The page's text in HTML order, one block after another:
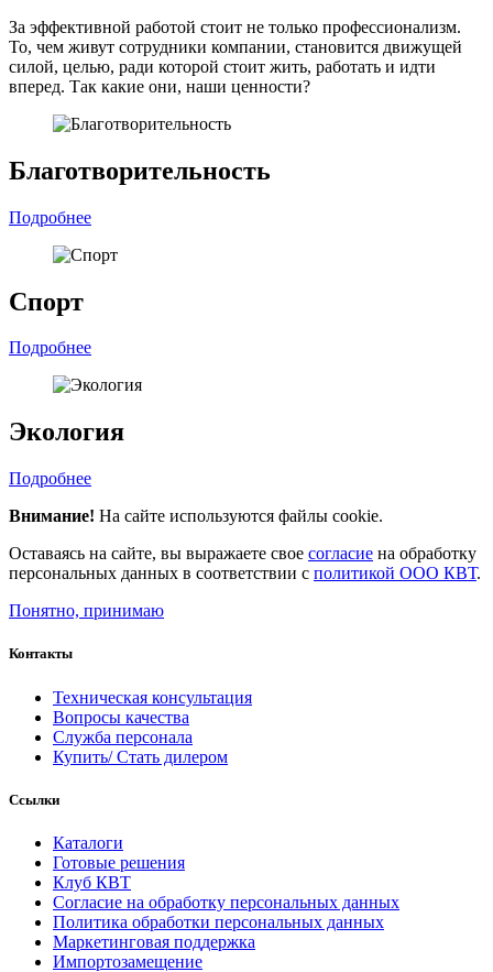
За эффективной работой стоит не только профессионализм.
То, чем живут сотрудники компании, становится движущей
силой, целью, ради которой стоит жить, работать и идти
вперед. Так какие они, наши ценности?
Благотворительность
Подробнее
Спорт
Подробнее
Экология
Подробнее
Внимание! На сайте используются файлы cookie.
Оставаясь на сайте, вы выражаете свое согласие на обработку
персональных данных в соответствии с политикой ООО КВТ.
Понятно, принимаю
Контакты
Техническая консультация
Вопросы качества
Служба персонала
Купить/ Стать дилером
Ссылки
Каталоги
Готовые решения
Клуб КВТ
Согласие на обработку персональных данных
Политика обработки персональных данных
Маркетинговая поддержка
Импортозамещение